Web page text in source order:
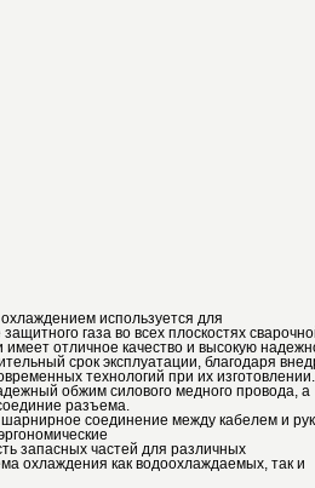
используется для
газа во всех плоскостях
отличное качество и высокую
срок эксплуатации, благодаря
технологий при их изготовлении.
обжим силового медного провода, а
разъема.
соединение между кабелем и
запасных частей для различных
охлаждения как водоохлаждаемых, так и